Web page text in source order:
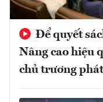
Để quyết
Nâng cao hiệu
chủ trương